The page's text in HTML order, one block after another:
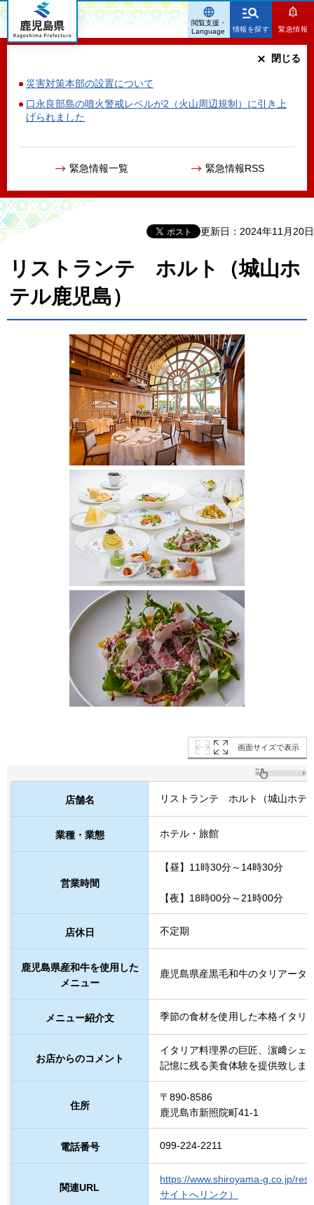
鹿児島県
情報を探す 緊急情報
災害対策本部の設置について
口永良部島の噴火警戒レベルが2（火山周辺規制）に引き上
げられました
緊急情報一覧 緊急情報RSS
閉じる
閲覧支援・
Language
更新日：2024年11月20日
リストランテ ホルト（城山ホ
テル鹿児島）
画面サイズで表示
店舗名 リストランテ ホルト（城山ホテ
業種・業態 ホテル・旅館
営業時間
【昼】11時30分～14時30分
【夜】18時00分～21時00分
店休日 不定期
鹿児島県産和牛を使用した
メニュー
鹿児島県産黒毛和牛のタリアータ
メニュー紹介文 季節の食材を使用した本格イタリ
お店からのコメント
イタリア料理界の巨匠、濵﨑シェ
記憶に残る美食体験を提供致しま
住所
〒890-8586
鹿児島市新照院町41-1
電話番号 099-224-2211
関連URL
https://www.shiroyama-g.co.jp/
サイトへリンク）